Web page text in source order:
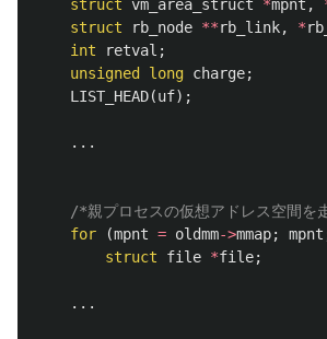
struct vm_area_struct *mpnt ,
struct
rb_node **rb_link, *
int
retval ;
unsigned
long charge;
LIST_HEAD(uf);
...
/*親プロセスの仮想アドレス空間を
for
(mpnt = oldmm->mmap; mpnt
struct
file *file;
...